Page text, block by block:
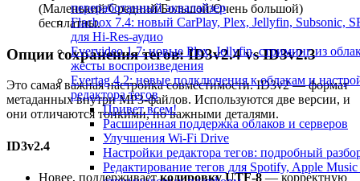
переработанный эквалайзер
Flacbox 7.4: новый CarPlay, Plex, Jellyfin, Subsonic,
для Hi-Res-аудио
Evervideo 1.7: новые Plex, Jellyfin, стриминг из
жесты воспроизведения
Evertag 4.2: новые подключения к облакам и
редактора тегов
Привет всем!
Расширенная поддержка облаков и серверов
Улучшения Wi-Fi Drive
Настройки редактора тегов: подробный
Редактирование тегов для Spotify, Apple
(Маленький/Средний/Большой/Очень большой)
бесплатны.
Опции сохранения тегов: ID3v2.4 vs ID3v2.3
Это самая важная настройка совместимости. ID3v2 — формат
метаданных внутри MP3-файлов. Используются две версии, и
они отличаются тонкими, но важными деталями.
ID3v2.4
Новее, поддерживаеткодировку UTF-8— корректную